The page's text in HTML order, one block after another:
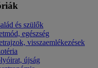
és szülők
egészség
visszaemlékezések
újság